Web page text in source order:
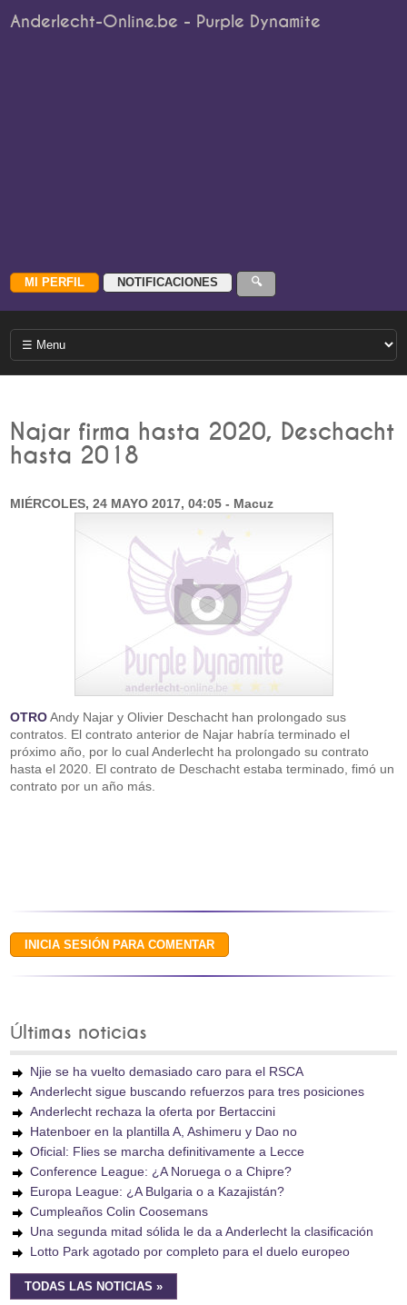
Anderlecht-Online.be - Purple Dynamite
Najar firma hasta 2020, Deschacht
hasta 2018
MIÉRCOLES, 24 MAYO 2017, 04:05 - Macuz
OTROAndy Najar y Olivier Deschacht han prolongado sus
contratos. El contrato anterior de Najar habría terminado el
próximo año, por lo cual Anderlecht ha prolongado su contrato
hasta el 2020. El contrato de Deschacht estaba terminado, fimó un
contrato por un año más.
Últimas noticias
Njie se ha vuelto demasiado caro para el RSCA
Anderlecht sigue buscando refuerzos para tres posiciones
Anderlecht rechaza la oferta por Bertaccini
Hatenboer en la plantilla A, Ashimeru y Dao no
Oficial: Flies se marcha definitivamente a Lecce
Conference League: ¿A Noruega o a Chipre?
Europa League: ¿A Bulgaria o a Kazajistán?
Cumpleaños Colin Coosemans
Una segunda mitad sólida le da a Anderlecht la clasificación
Lotto Park agotado por completo para el duelo europeo
TODAS LAS NOTICIAS »